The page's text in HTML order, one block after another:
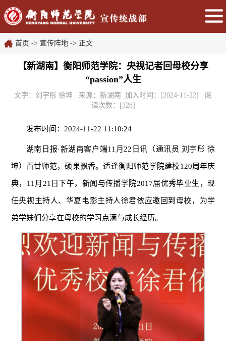
首页 -> 宣传阵地 -> 正文
【新湖南】衡阳师范学院：央视记者回母校分享
“passion”人生
文字：刘宇彤 徐坤 来源：新湖南 加入时间：[2024-11-22] 阅
读次数：[328]
发布时间：2024-11-22 11:10:24
湖南日报·新湖南客户端11月22日讯（通讯员 刘宇彤 徐
坤）百廿师范，硕果飘香。适逢衡阳师范学院建校120周年庆
典，11月21日下午，新闻与传播学院2017届优秀毕业生，现
任央视主持人、华夏电影主持人徐君依应邀回到母校，为学
弟学妹们分享在母校的学习点滴与成长经历。